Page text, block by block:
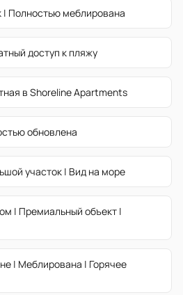
| Полностью меблирована
доступ к пляжу
в Shoreline Apartments
обновлена
участок | Вид на море
| Премиальный объект |
| Меблирована | Горячее